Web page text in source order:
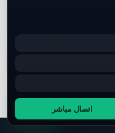
اتصال مباشر